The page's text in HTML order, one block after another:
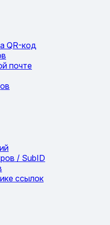
QR-код
почте
/ SubID
ссылок